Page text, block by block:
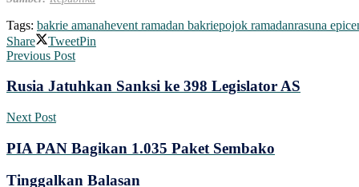
Tags: bakrie amanahevent ramadan bakriepojok ramadanrasuna
Share
TweetPin
Previous Post
Rusia Jatuhkan Sanksi ke 398 Legislator AS
Next Post
PIA PAN Bagikan 1.035 Paket Sembako
Tinggalkan Balasan